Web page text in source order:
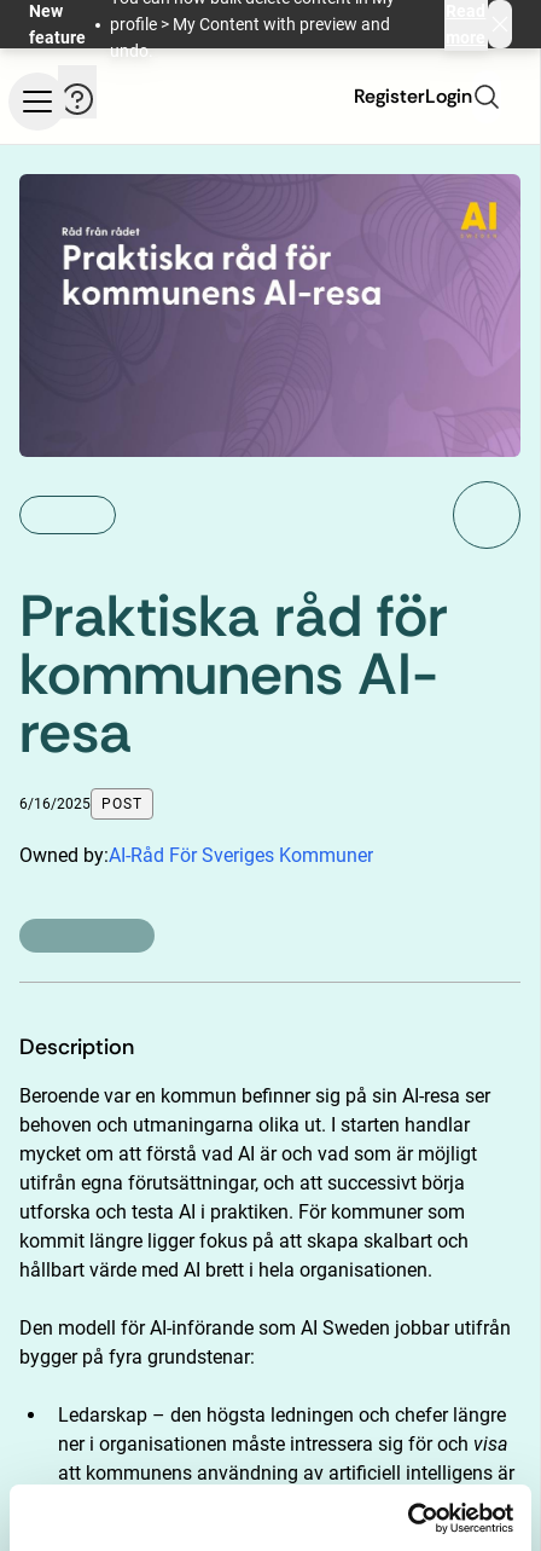
Skip to main content
New
feature
profile > My Content with preview and
undo.
Help and information
RegisterLogin
Praktiska råd för
kommunens AI-
resa
6/16/2025 POST
Owned by:AI-Råd För Sveriges Kommuner
Description
Beroende var en kommun befinner sig på sin AI-resa ser
behoven och utmaningarna olika ut. I starten handlar
mycket om att förstå vad AI är och vad som är möjligt
utifrån egna förutsättningar, och att successivt börja
utforska och testa AI i praktiken. För kommuner som
kommit längre ligger fokus på att skapa skalbart och
hållbart värde med AI brett i hela organisationen.
Den modell för AI-införande som AI Sweden jobbar utifrån
bygger på fyra grundstenar:
Ledarskap – den högsta ledningen och chefer längre
ner i organisationen måste intressera sig för och visa
att kommunens användning av artificiell intelligens är
Kompetens – ett behov som varierar beroende på roll,